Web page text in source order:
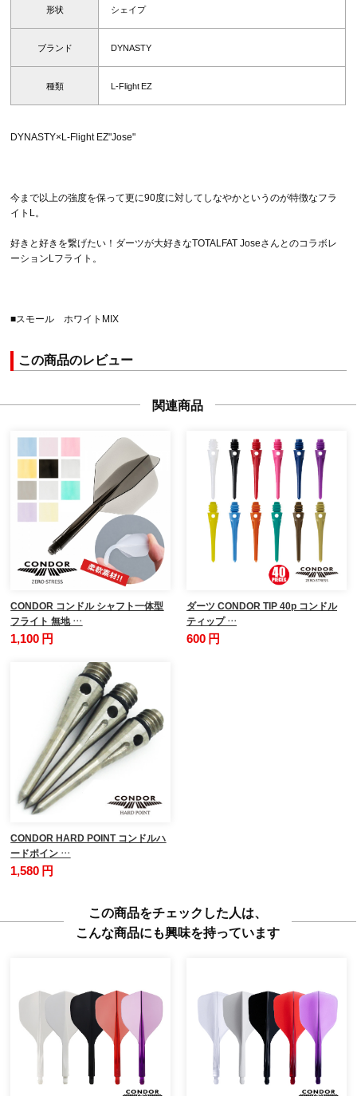
形状 シェイプ
ブランド DYNASTY
種類 L-Flight EZ
DYNASTY×L-Flight EZ"Jose"
今まで以上の強度を保って更に90度に対してしなやかというのが特徴なフラ
イトL。
好きと好きを繋げたい！ダーツが大好きなTOTALFAT Joseさんとのコラボレ
ーションLフライト。
■スモール ホワイトMIX
この商品のレビュー
関連商品
CONDOR コンドル シャフト一体型
フライト 無地 …
1,100 円
ダーツ CONDOR TIP 40p コンドル
ティップ …
600 円
CONDOR HARD POINT コンドルハ
ードポイン …
1,580 円
この商品をチェックした人は、
こんな商品にも興味を持っています